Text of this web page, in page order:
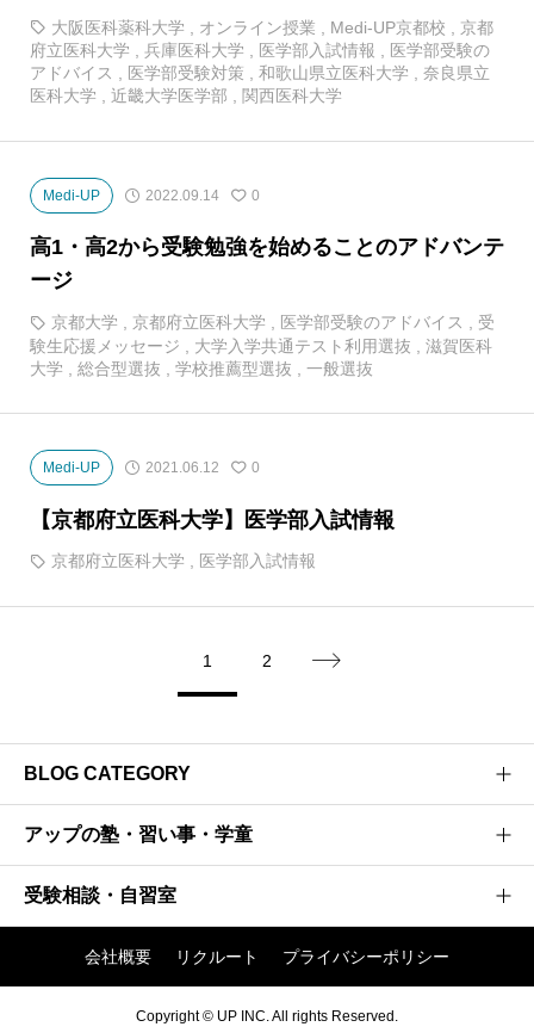
大阪医科薬科大学 オンライン授業 Medi-UP京都校
京都
府立医科大学 , 兵庫医科大学 , 医学部入試情報 , 医学部受験の
アドバイス , 医学部受験対策 , 和歌山県立医科大学 , 奈良県立
医科大学 , 近畿大学医学部 , 関西医科大学
Medi-UP 2022.09.14 0
高1・高2から受験勉強を始めることのアドバンテ
ージ
京都大学 京都府立医科大学 医学部受験のアドバイス
受
験生応援メッセージ
大学入学共通テスト利用選抜
滋賀医科
大学
総合型選抜 学校推薦型選抜 一般選抜
Medi-UP 2021.06.12 0
【京都府立医科大学】医学部入試情報
京都府立医科大学 , 医学部入試情報
1 2 
BLOG CATEGORY
医学部受験のプロがお届けする医学部受験情報ブログ
阪大神大 現役合格への軌跡
アップの塾・習い事・学童
研伸館高校生課程
研伸館プライベートスクール
受験相談・自習室
アップ入試相談窓口
会社概要 リクルート プライバシーポリシー
Copyright © UP INC. All rights Reserved.